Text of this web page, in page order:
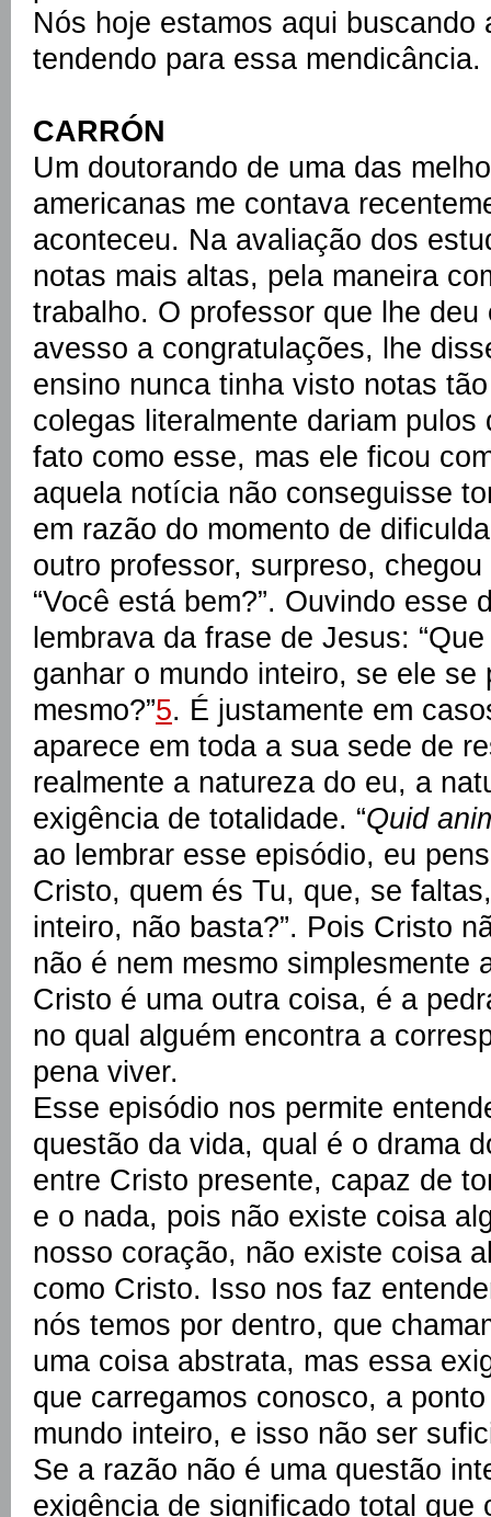
Nós hoje estamos aqui buscando
tendendo para essa mendicância.
CARRÓN
Um doutorando de uma das
americanas me contava
aconteceu. Na avaliação dos
notas mais altas, pela maneira
trabalho. O professor que lhe
avesso a congratulações, lhe
ensino nunca tinha visto notas
colegas literalmente dariam
fato como esse, mas ele ficou
aquela notícia não conseguisse
em razão do momento de
outro professor, surpreso,
“Você está bem?”. Ouvindo esse
lembrava da frase de Jesus:
ganhar o mundo inteiro, se ele se
mesmo?”5. É justamente em
aparece em toda a sua sede de
realmente a natureza do eu, a
exigência de totalidade. “Quid
ao lembrar esse episódio, eu
Cristo, quem és Tu, que, se
inteiro, não basta?”. Pois Cristo
não é nem mesmo simplesmente
Cristo é uma outra coisa, é a
no qual alguém encontra a
pena viver.
Esse episódio nos permite
questão da vida, qual é o drama
entre Cristo presente, capaz de
e o nada, pois não existe coisa
nosso coração, não existe coisa
como Cristo. Isso nos faz
nós temos por dentro, que
uma coisa abstrata, mas essa
que carregamos conosco, a
mundo inteiro, e isso não ser
Se a razão não é uma questão
exigência de significado total que